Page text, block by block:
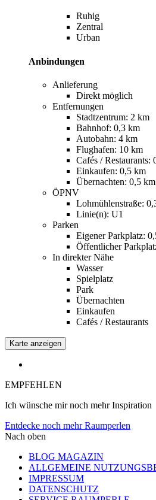
Ruhig
Zentral
Urban
Anbindungen
Anlieferung
Direkt möglich
Entfernungen
Stadtzentrum: 2 km
Bahnhof: 0,3 km
Autobahn: 4 km
Flughafen: 10 km
Cafés / Restaurants:
Einkaufen: 0,5 km
Übernachten: 0,5 km
ÖPNV
Lohmühlenstraße:
Linie(n): U1
Parken
Eigener Parkplatz:
Öffentlicher
In direkter Nähe
Wasser
Spielplatz
Park
Übernachten
Einkaufen
Cafés / Restaurants
Karte anzeigen
EMPFEHLEN
Ich wünsche mir noch mehr Inspiration
Entdecke noch mehr Raumperlen
Nach oben
BLOG MAGAZIN
ALLGEMEINE
IMPRESSUM
DATENSCHUTZ